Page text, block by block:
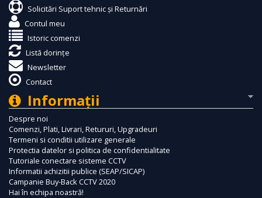
Solicitări Suport tehnic și Returnări
Contul meu
Istoric comenzi
Listă dorințe
Newsletter
Contact
Informaţii
Despre noi
Comenzi, Plati, Livrari, Retururi, Upgradeuri
Termeni si conditii utilizare generale
Protectia datelor si politica de confidentialitate
Tutoriale conectare sisteme CCTV
Informatii achizitii publice (SEAP/SICAP)
Campanie Buy-Back CCTV 2020
Hai în echipa noastră!